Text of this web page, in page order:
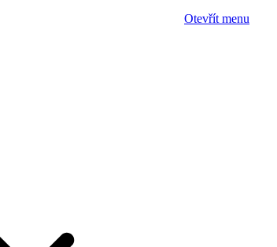
Otevřít menu